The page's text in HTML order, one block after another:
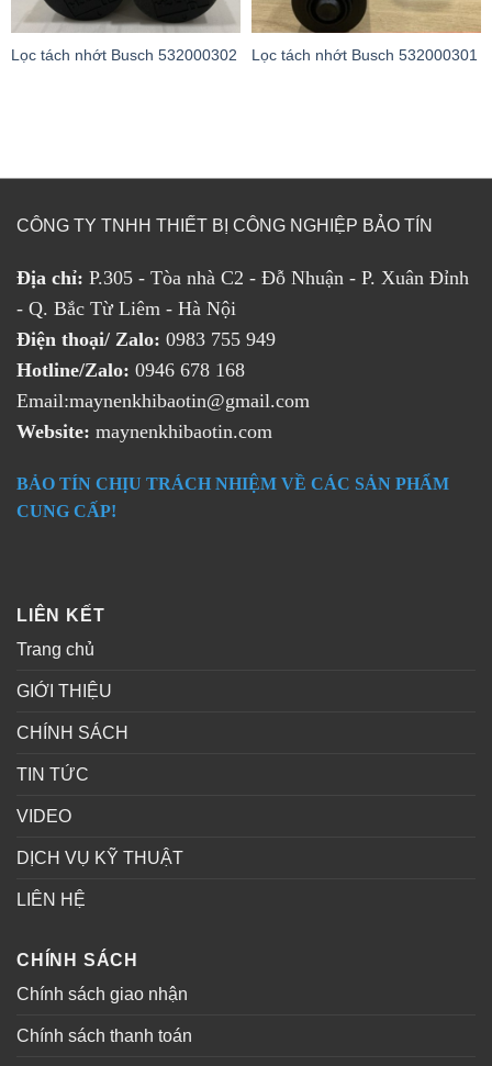
Lọc tách nhớt Busch 532000302 Lọc tách nhớt Busch 532000301
CÔNG TY TNHH THIẾT BỊ CÔNG NGHIỆP BẢO TÍN
Địa chỉ: P.305 - Tòa nhà C2 - Đỗ Nhuận - P. Xuân Đỉnh
- Q. Bắc Từ Liêm - Hà Nội
Điện thoại/ Zalo: 0983 755 949
Hotline/Zalo: 0946 678 168
Email:maynenkhibaotin@gmail.com
Website: maynenkhibaotin.com
BẢO TÍN CHỊU TRÁCH NHIỆM VỀ CÁC SẢN PHẨM
CUNG CẤP!
LIÊN KẾT
Trang chủ
GIỚI THIỆU
CHÍNH SÁCH
TIN TỨC
VIDEO
DỊCH VỤ KỸ THUẬT
LIÊN HỆ
CHÍNH SÁCH
Chính sách giao nhận
Chính sách thanh toán